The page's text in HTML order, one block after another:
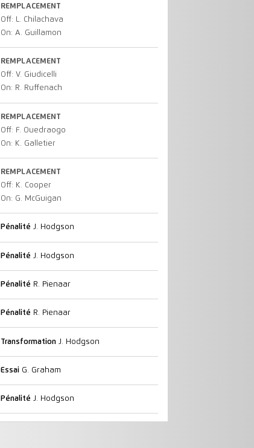
REMPLACEMENT
Off: L. Chilachava
On: A. Guillamon
REMPLACEMENT
Off: V. Giudicelli
On: R. Ruffenach
REMPLACEMENT
Off: F. Ouedraogo
On: K. Galletier
REMPLACEMENT
Off: K. Cooper
On: G. McGuigan
Pénalité J. Hodgson
Pénalité J. Hodgson
Pénalité R. Pienaar
Pénalité R. Pienaar
TransformationJ. Hodgson
EssaiG. Graham
Pénalité J. Hodgson